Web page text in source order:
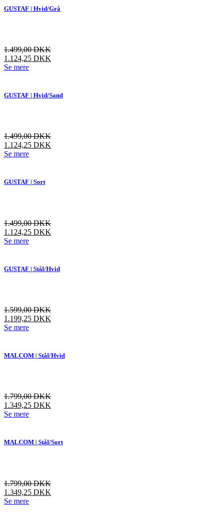
flere
på
varesiden
GUSTAF | Hvid/Grå
1.499,00DKK
1.124,25 DKK
Se mereDette
flere
på
varesiden
GUSTAF | Hvid/Sand
1.499,00DKK
1.124,25 DKK
Se mereDette
flere
på
varesiden
GUSTAF | Sort
1.499,00DKK
1.124,25 DKK
Se mereDette
flere
på
varesiden
GUSTAF | Stål/Hvid
1.599,00DKK
1.199,25 DKK
Se mereDette
flere
på
varesiden
MALCOM | Stål/Hvid
1.799,00DKK
1.349,25 DKK
Se mereDette
flere
på
varesiden
MALCOM | Stål/Sort
1.799,00DKK
1.349,25 DKK
Se mereDette